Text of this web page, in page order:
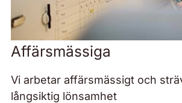
Affärsmässiga
Vi arbetar affärsmässigt och
långsiktig lönsamhet